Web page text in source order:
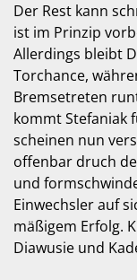
Der Rest kann
ist im Prinzip
Allerdings bleibt
Torchance,
Bremsetreten
kommt Stefaniak
scheinen nun
offenbar druch
und
Einwechsler auf
mäßigem Erfolg.
Diawusie und